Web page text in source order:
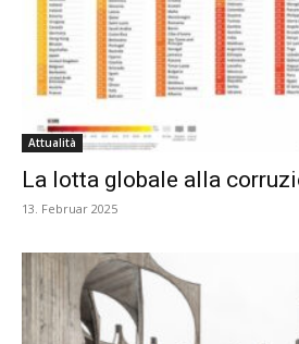
Attualità
La lotta globale alla
13. Februar 2025